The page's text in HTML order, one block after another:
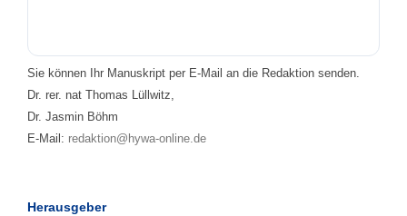
Sie können Ihr Manuskript per E-Mail an die Redaktion senden.
Dr. rer. nat Thomas Lüllwitz,
Dr. Jasmin Böhm
E-Mail: redaktion@hywa-online.de
Herausgeber